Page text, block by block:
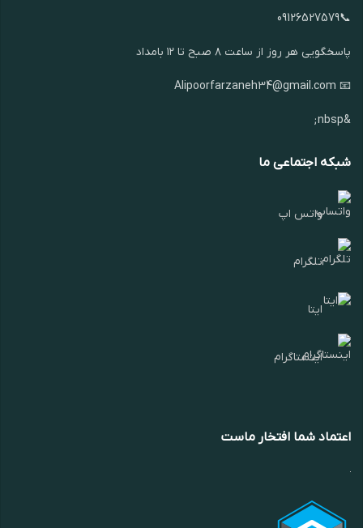
📞09126527579
پاسخگویی هر روز از ساعت ۸ صبح تا ۱۲ بامداد
📧 Alipoorfarzaneh34@gmail.com
&nbsp;
شبکه اجتماعی ما
واتس اپ
تلگرام
ایتا
اینستاگرام
اعتماد شما افتخار ماست